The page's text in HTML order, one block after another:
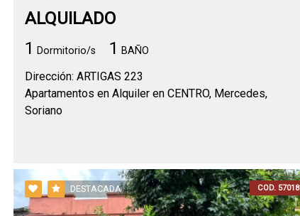
ALQUILADO
1 Dormitorio/s 1 BAÑO
Dirección: ARTIGAS 223
Apartamentos en Alquiler en CENTRO, Mercedes,
Soriano
DESTACADA COD. 57018